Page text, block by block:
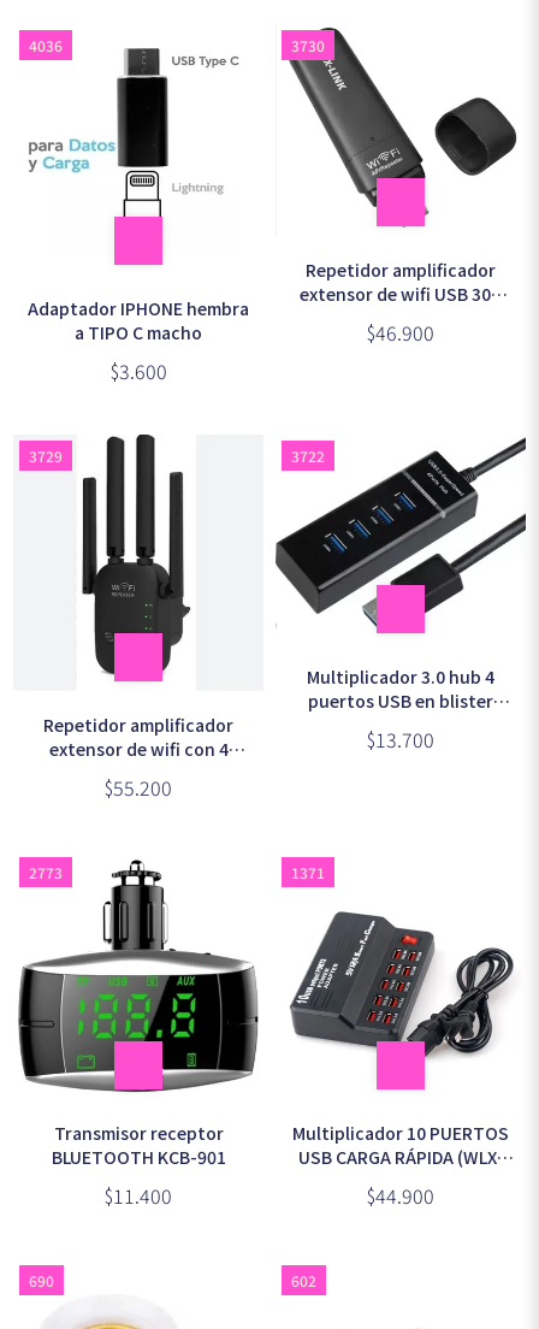
4036
Adaptador IPHONE hembra
a TIPO C macho
$3.600
3730
Repetidor amplificador
extensor de wifi USB 300
Mbps PIX-LINK
$46.900
3729
Repetidor amplificador
extensor de wifi con 4
$55.200
3722
Multiplicador 3.0 hub 4
puertos USB en blister
$13.700
2773
Transmisor receptor
BLUETOOTH KCB-901
$11.400
1371
Multiplicador 10 PUERTOS
USB CARGA RÁPIDA (WLX-
$44.900
690 602